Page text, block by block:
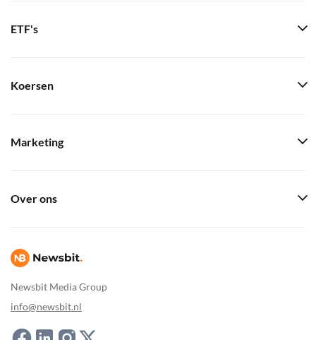
Newsbit Media Group
info@newsbit.nl
ETF's
Koersen
Marketing
Over ons